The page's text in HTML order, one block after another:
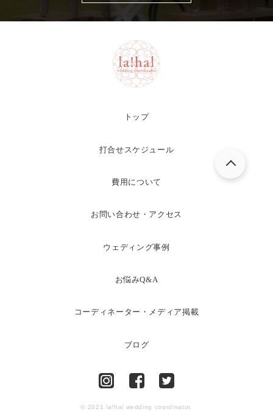
トップ
打合せスケジュール
費用について
お問い合わせ・アクセス
ウェディング事例
お悩みQ&A
コーディネーター・メディア掲載
ブログ
© 2021 la!hal wedding coordinator.